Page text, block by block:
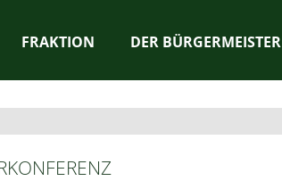
FRAKTION DER BÜRGERMEISTER